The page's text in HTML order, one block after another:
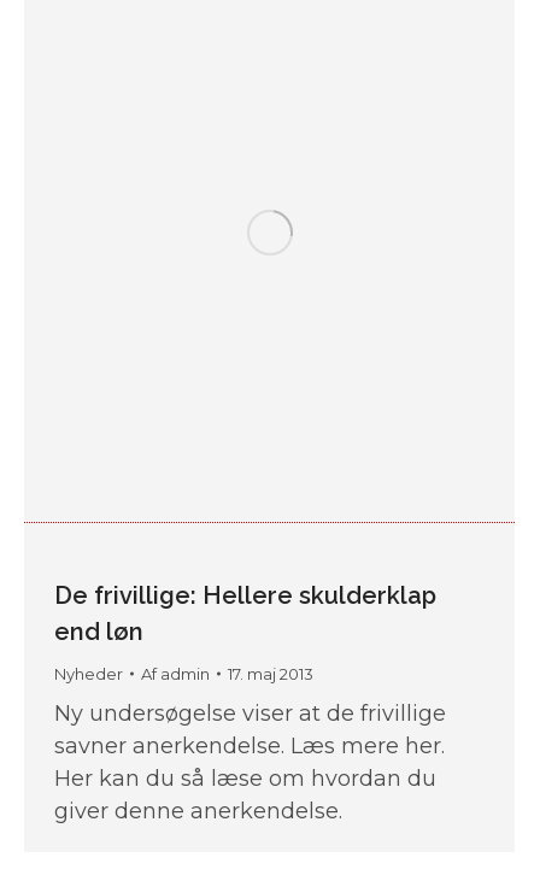
De frivillige: Hellere skulderklap
end løn
Nyheder Afadmin 17. maj 2013
Ny undersøgelse viser at de frivillige
savner anerkendelse. Læs mere her.
Her kan du så læse om hvordan du
giver denne anerkendelse.